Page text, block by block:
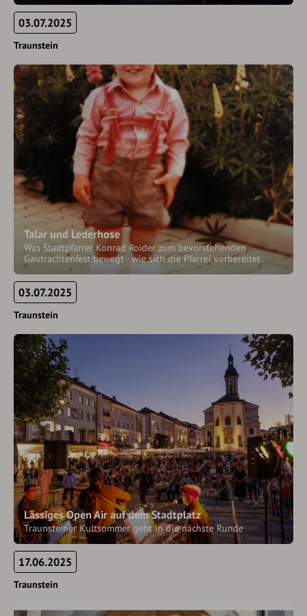
03.07.2025
Traunstein
Talar und Lederhose
Was Stadtpfarrer Konrad Roider zum bevorstehenden
Gautrachtenfest bewegt - wie sich die Pfarrei vorbereitet
03.07.2025
Traunstein
Lässiges Open Air auf dem Stadtplatz
Traunsteiner Kultsommer geht in die nächste Runde
17.06.2025
Traunstein